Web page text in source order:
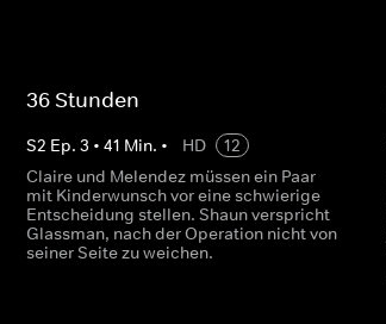
36 Stunden
S2 Ep. 3 • 41 Min. • HD
12
Claire und Melendez müssen ein Paar
mit Kinderwunsch vor eine schwierige
Entscheidung stellen. Shaun verspricht
Glassman, nach der Operation nicht von
seiner Seite zu weichen.